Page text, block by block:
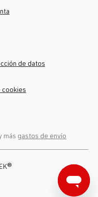
más gastos de envío
de datos
cookies